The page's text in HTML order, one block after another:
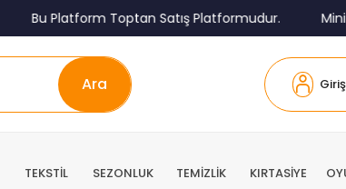
Bu Platform Toptan Satış Platformudur.
Ara
TEKSTİL SEZONLUK TEMİZLİK KIRTASİYE